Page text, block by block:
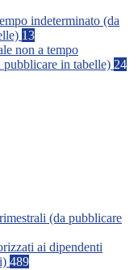
indeterminato (da
13
non a tempo
pubblicare in tabelle) 24
(da pubblicare
ai dipendenti
489